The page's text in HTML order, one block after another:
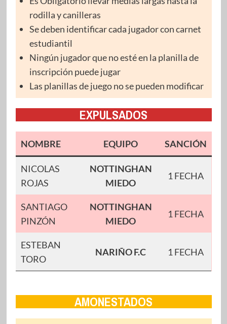
rodilla y canilleras
Se deben identificar cada jugador con carnet
estudiantil
Ningún jugador que no esté en la planilla de
inscripción puede jugar
Las planillas de juego no se pueden modificar
EXPULSADOS
NOMBRE EQUIPO SANCIÓN
NICOLAS
ROJAS
NOTTINGHAN
MIEDO
1 FECHA
SANTIAGO
PINZÓN
NOTTINGHAN
MIEDO
1 FECHA
ESTEBAN
TORO
NARIÑO F.C 1 FECHA
AMONESTADOS